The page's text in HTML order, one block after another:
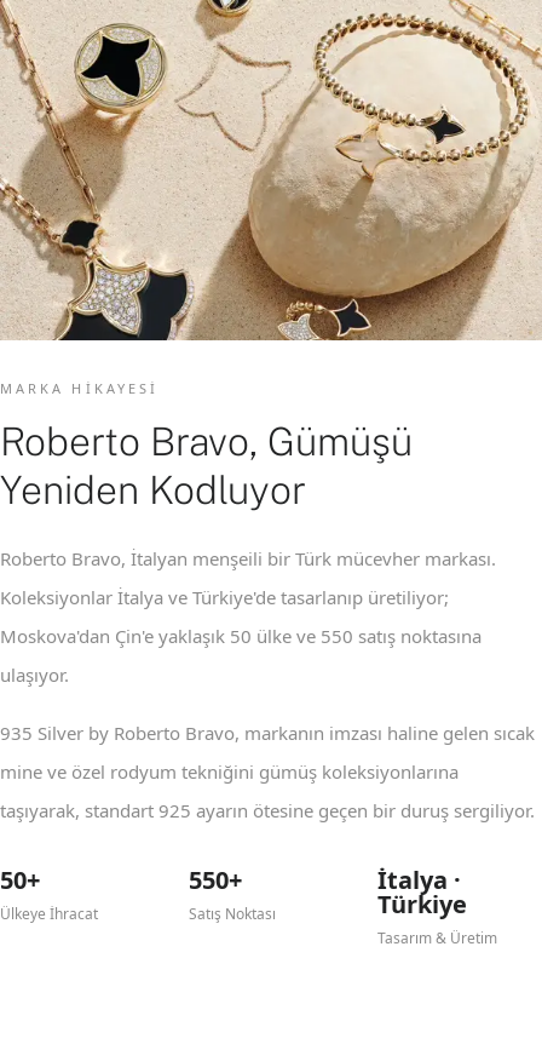
MARKA HIKAYESI
Roberto Bravo, Gümüşü
Yeniden Kodluyor
Roberto Bravo, İtalyan menşeili bir Türk mücevher markası.
Koleksiyonlar İtalya ve Türkiye'de tasarlanıp üretiliyor;
Moskova'dan Çin'e yaklaşık 50 ülke ve 550 satış noktasına
ulaşıyor.
935 Silver by Roberto Bravo, markanın imzası haline gelen sıcak
mine ve özel rodyum tekniğini gümüş koleksiyonlarına
taşıyarak, standart 925 ayarın ötesine geçen bir duruş sergiliyor.
50+
Ülkeye İhracat
550+
Satış Noktası
İtalya ·
Türkiye
Tasarım & Üretim